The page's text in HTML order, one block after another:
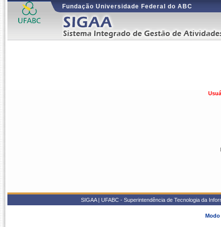
Fundação Universidade Federal do ABC
SIGAA | UFABC - Superintendência de Tecnologia da
Modo